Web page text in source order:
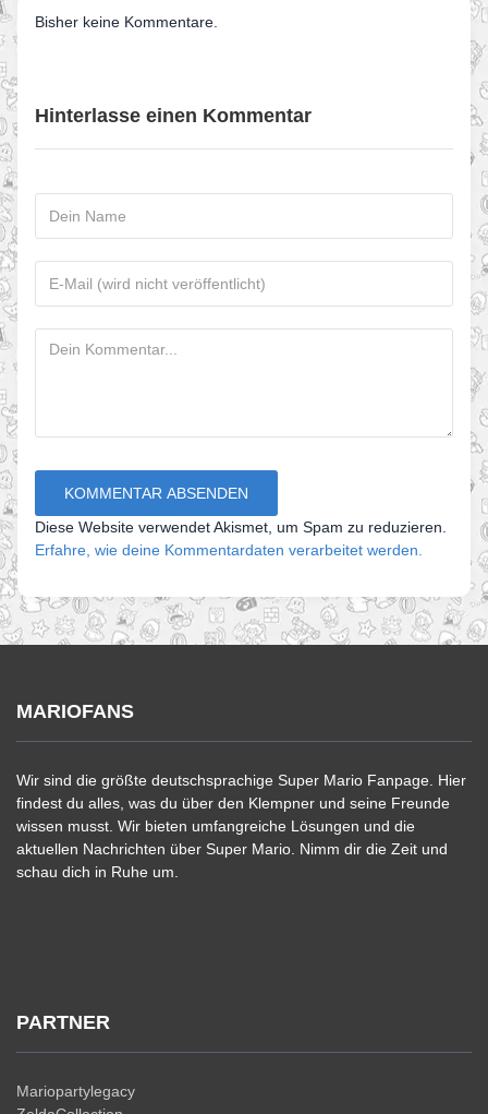
Bisher keine Kommentare.
Hinterlasse einen Kommentar
Diese Website verwendet Akismet, um Spam zu reduzieren.
Erfahre, wie deine Kommentardaten verarbeitet werden.
MARIOFANS
Wir sind die größte deutschsprachige Super Mario Fanpage. Hier
findest du alles, was du über den Klempner und seine Freunde
wissen musst. Wir bieten umfangreiche Lösungen und die
aktuellen Nachrichten über Super Mario. Nimm dir die Zeit und
schau dich in Ruhe um.
PARTNER
Mariopartylegacy